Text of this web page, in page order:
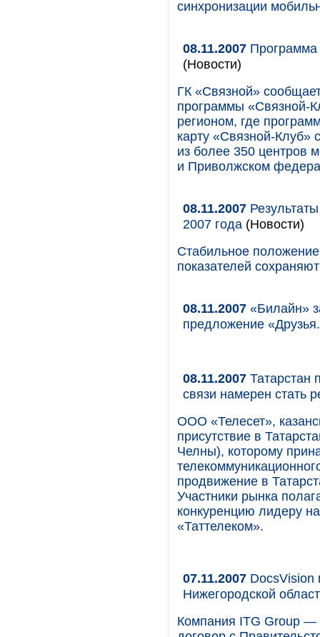
синхронизации
08.11.2007 Программа
(Новости)
ГК «Связной»
программы «Связной-
регионом, где
карту «Связной-
из более 350 центров
и Приволжском
08.11.2007
2007 года (Новости)
Стабильное
показателей
08.11.2007 «Билайн»
предложение
08.11.2007 Татарстан
связи намерен стать
ООО «Телесет»,
присутствие в
Челны), которому
продвижение в
Участники рынка
конкуренцию лидеру
«Таттелеком».
07.11.2007 DocsVision
Нижегородской
Компания ITG Group —